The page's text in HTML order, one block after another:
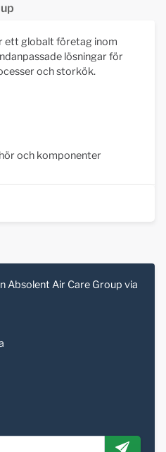
ett globalt företag inom
lösningar för
och storkök.
och komponenter
Absolent Air Care Group via